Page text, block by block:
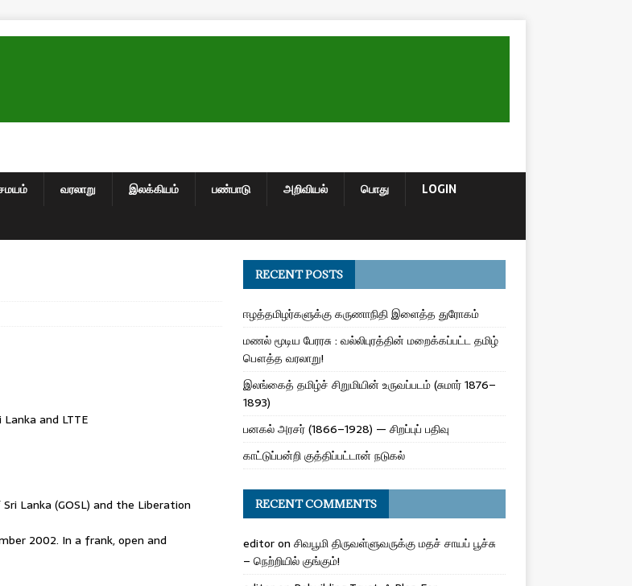
வரலாறு இலக்கியம் பண்பாடு அறிவியல் பொது
LOGIN
and LTTE
Lanka (GOSL) and the Liberation
2002. In a frank, open and
RECENT POSTS
ஈழத்தமிழர்களுக்கு கருணாநிதி இளைத்த துரோகம்
மணல் மூடிய பேரரசு : வல்லிபுரத்தின் மறைக்கப்பட்ட தமிழ்
பௌத்த வரலாறு!
இலங்கைத் தமிழ்ச் சிறுமியின் உருவப்படம் (சுமார் 1876–
1893)
பனகல் அரசர் (1866–1928) — சிறப்புப் பதிவு
காட்டுப்பன்றி குத்திப்பட்டான் நடுகல்
RECENT COMMENTS
editoron சிவபூமி திருவள்ளுவருக்கு மதச் சாயப் பூச்சு
– நெற்றியில் குங்கும்!